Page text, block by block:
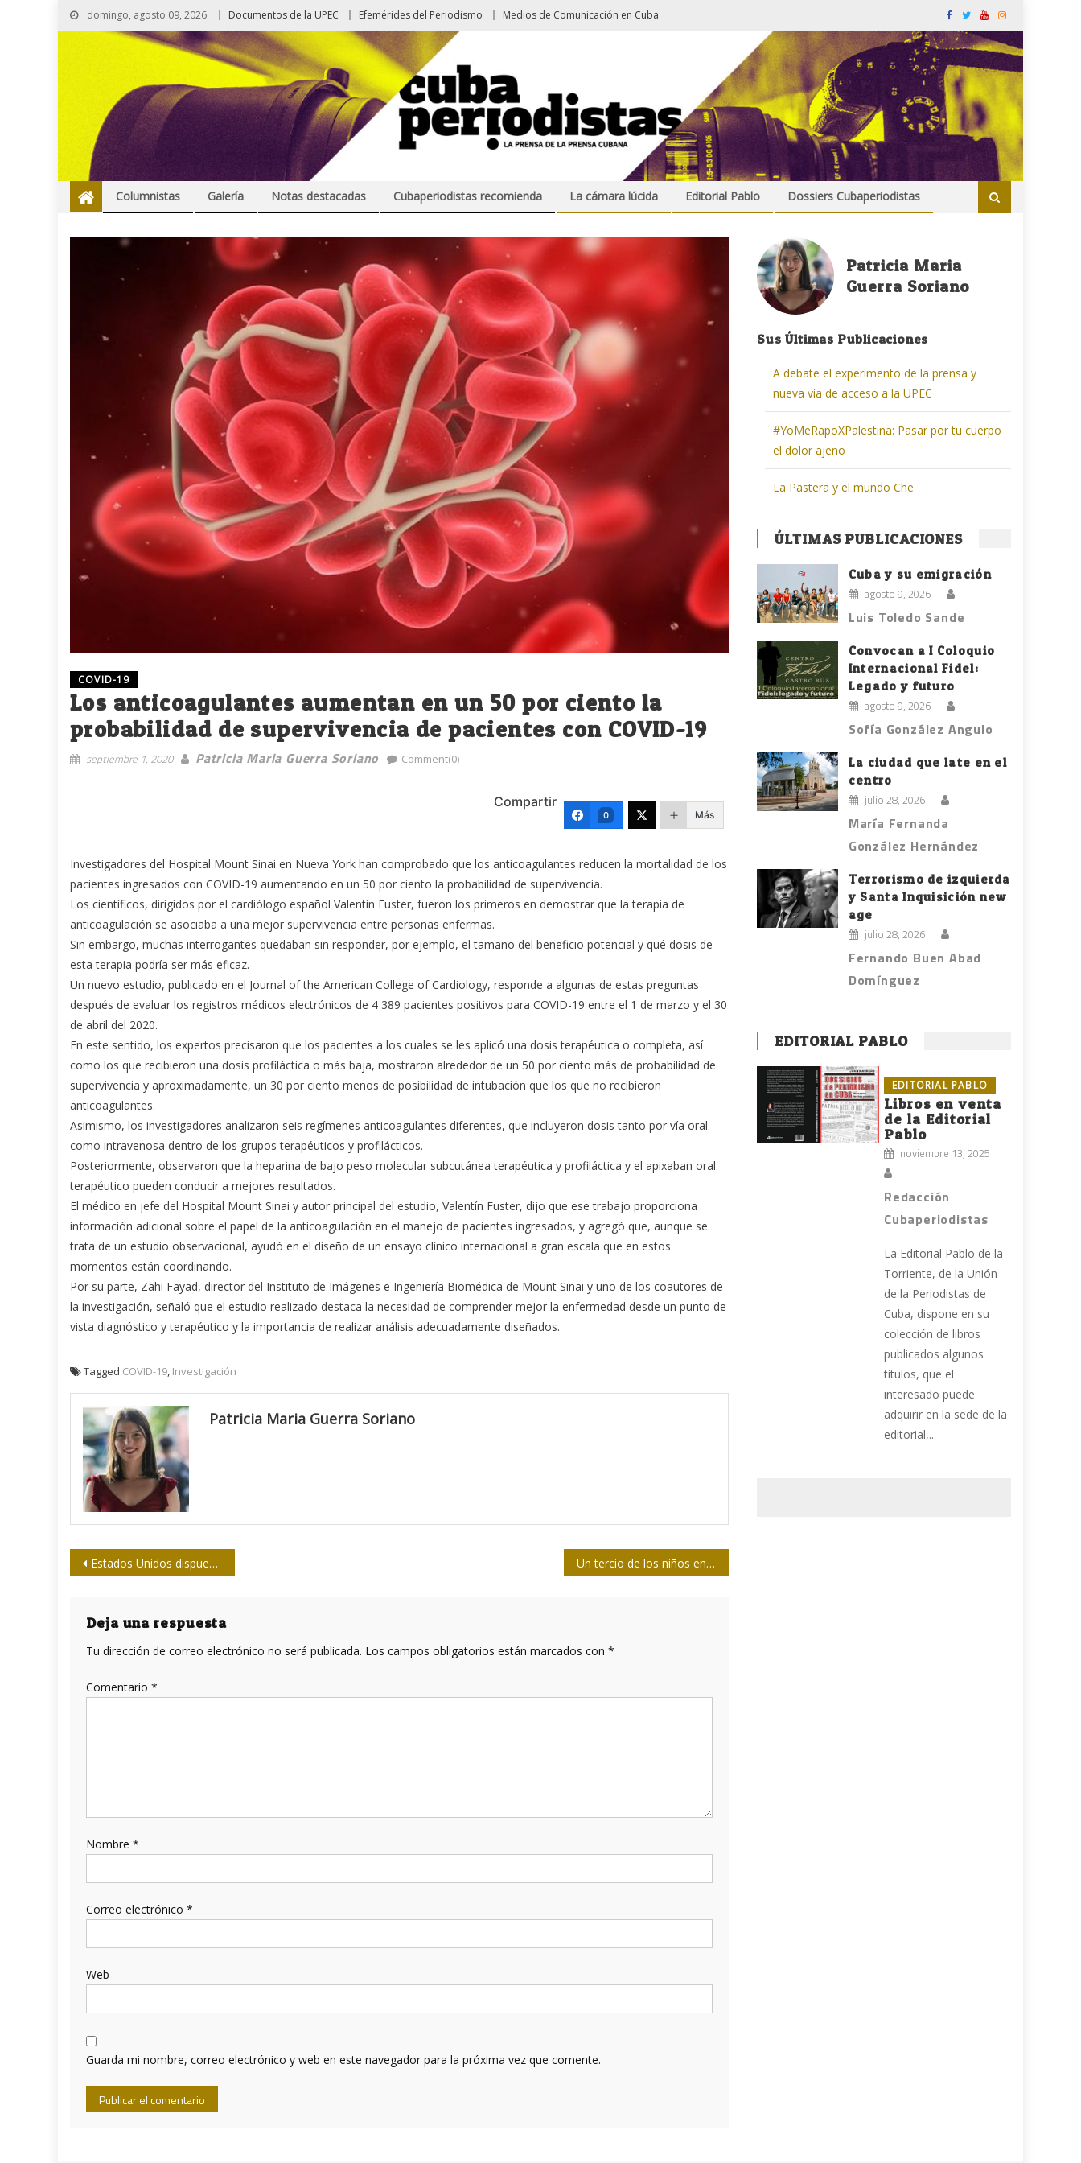
domingo, agosto 09, 2026 Documentos de la UPEC Efemérides del Periodismo Medios de Comunicación en Cuba
Columnistas Galería Notas destacadas Cubaperiodistas recomienda La cámara lúcida Editorial Pablo Dossiers Cubaperiodistas
COVID-19
Los anticoagulantes aumentan en un 50 por ciento la
probabilidad de supervivencia de pacientes con COVID-19
septiembre 1, 2020 Patricia Maria Guerra Soriano Comment(0)
Compartir
0 Más
Investigadores del Hospital Mount Sinai en Nueva York han comprobado que los anticoagulantes reducen la mortalidad de los
pacientes ingresados con COVID-19 aumentando en un 50 por ciento la probabilidad de supervivencia.
Los científicos, dirigidos por el cardiólogo español Valentín Fuster, fueron los primeros en demostrar que la terapia de
anticoagulación se asociaba a una mejor supervivencia entre personas enfermas.
Sin embargo, muchas interrogantes quedaban sin responder, por ejemplo, el tamaño del beneficio potencial y qué dosis de
esta terapia podría ser más eficaz.
Un nuevo estudio, publicado en el Journal of the American College of Cardiology, responde a algunas de estas preguntas
después de evaluar los registros médicos electrónicos de 4 389 pacientes positivos para COVID-19 entre el 1 de marzo y el 30
de abril del 2020.
En este sentido, los expertos precisaron que los pacientes a los cuales se les aplicó una dosis terapéutica o completa, así
como los que recibieron una dosis profiláctica o más baja, mostraron alrededor de un 50 por ciento más de probabilidad de
supervivencia y aproximadamente, un 30 por ciento menos de posibilidad de intubación que los que no recibieron
anticoagulantes.
Asimismo, los investigadores analizaron seis regímenes anticoagulantes diferentes, que incluyeron dosis tanto por vía oral
como intravenosa dentro de los grupos terapéuticos y profilácticos.
Posteriormente, observaron que la heparina de bajo peso molecular subcutánea terapéutica y profiláctica y el apixaban oral
terapéutico pueden conducir a mejores resultados.
El médico en jefe del Hospital Mount Sinai y autor principal del estudio, Valentín Fuster, dijo que ese trabajo proporciona
información adicional sobre el papel de la anticoagulación en el manejo de pacientes ingresados, y agregó que, aunque se
trata de un estudio observacional, ayudó en el diseño de un ensayo clínico internacional a gran escala que en estos
momentos están coordinando.
Por su parte, Zahi Fayad, director del Instituto de Imágenes e Ingeniería Biomédica de Mount Sinai y uno de los coautores de
la investigación, señaló que el estudio realizado destaca la necesidad de comprender mejor la enfermedad desde un punto de
vista diagnóstico y terapéutico y la importancia de realizar análisis adecuadamente diseñados.
Tagged COVID-19, Investigación
Patricia Maria Guerra Soriano
Navegación
entradas
Estados Unidos dispuesto a registrar vacuna contra el coronavirus antes de terminar la fase tres Un tercio de los niños en edad escolar no tiene acceso a la educación a distancia
Deja una respuesta
Tu dirección de correo electrónico no será publicada. Los campos obligatorios están marcados con *
Comentario *
Nombre *
Correo electrónico *
Web
Guarda mi nombre, correo electrónico y web en este navegador para la próxima vez que comente.
Patricia Maria
Guerra Soriano
Sus Últimas Publicaciones
A debate el experimento de la prensa y
nueva vía de acceso a la UPEC
#YoMeRapoXPalestina: Pasar por tu cuerpo
el dolor ajeno
La Pastera y el mundo Che
ÚLTIMAS PUBLICACIONES
Cuba y su emigración
agosto 9, 2026
Luis Toledo Sande
Convocan a I Coloquio
Internacional Fidel:
Legado y futuro
agosto 9, 2026
Sofía González Angulo
La ciudad que late en el
centro
julio 28, 2026
María Fernanda
González Hernández
Terrorismo de izquierda
y Santa Inquisición new
age
julio 28, 2026
Fernando Buen Abad
Domínguez
EDITORIAL PABLO
EDITORIAL PABLO
Libros en venta
de la Editorial
Pablo
noviembre 13, 2025
Redacción
Cubaperiodistas
La Editorial Pablo de la
Torriente, de la Unión
de la Periodistas de
Cuba, dispone en su
colección de libros
publicados algunos
títulos, que el
interesado puede
adquirir en la sede de la
editorial,...